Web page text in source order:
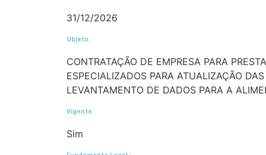
31/12/2026
Objeto:
CONTRATAÇÃO DE EMPRESA PARA
ESPECIALIZADOS PARA ATUALIZAÇÃO
LEVANTAMENTO DE DADOS PARA A
Vigente:
Sim